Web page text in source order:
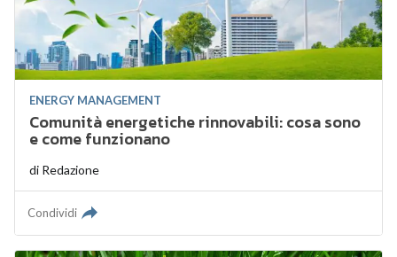
ENERGY MANAGEMENT
Comunità energetiche rinnovabili: cosa sono
e come funzionano
di Redazione
Condividi